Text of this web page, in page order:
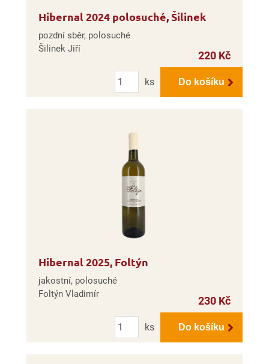
Hibernal 2024 polosuché, Šilinek
pozdní sběr, polosuché
Šilinek Jiří
220 Kč
Počet
ks
Do košíku
Hibernal 2025, Foltýn
jakostní, polosuché
Foltýn Vladimír
230 Kč
Počet
ks
Do košíku